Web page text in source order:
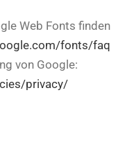
Web Fonts finden
fonts/faq
von Google:
privacy/